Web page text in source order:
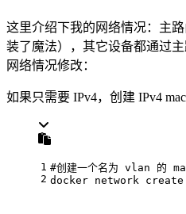
这里介绍下我的网络情况：主路
装了魔法），其它设备都通过
网络情况修改：
如果只需要 IPv4，创建 IPv4
1
2
#创建一个名为 vlan 的
docker network